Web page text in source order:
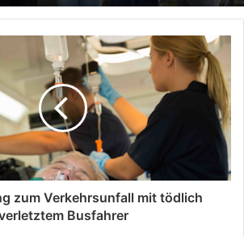
zum Verkehrsunfall mit tödlich
Busfahrer